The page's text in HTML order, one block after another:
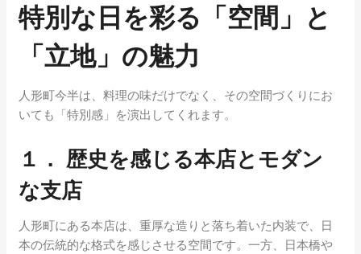
特別な日を彩る「空間」と
「立地」の魅力
人形町今半は、料理の味だけでなく、その空間づくりにお
いても「特別感」を演出してくれます。
１． 歴史を感じる本店とモダン
な支店
人形町にある本店は、重厚な造りと落ち着いた内装で、日
本の伝統的な格式を感じさせる空間です。一方、日本橋や